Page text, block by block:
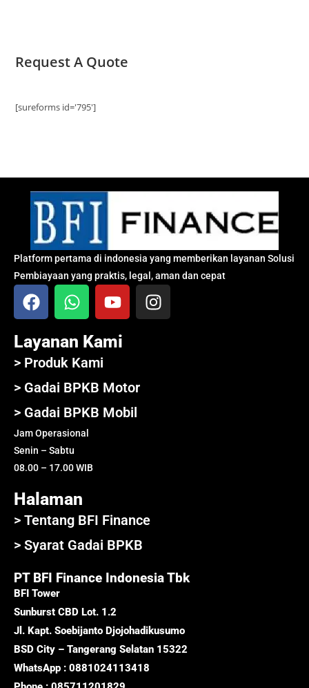
Request A Quote
[sureforms id='795']
Platform pertama di indonesia yang memberikan layanan Solusi
Pembiayaan yang praktis, legal, aman dan cepat
Layanan Kami
> Produk Kami
> Gadai BPKB Motor
> Gadai BPKB Mobil
Jam Operasional
Senin – Sabtu
08.00 – 17.00 WIB
Halaman
> Tentang BFI Finance
> Syarat Gadai BPKB
PT BFI Finance Indonesia Tbk
BFI Tower
Sunburst CBD Lot. 1.2
Jl. Kapt. Soebijanto Djojohadikusumo
BSD City – Tangerang Selatan 15322
WhatsApp : 0881024113418